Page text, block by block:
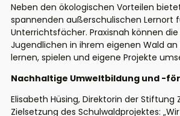
Neben den ökologischen Vorteilen
spannenden außerschulischen Lernort
Unterrichtsfächer. Praxisnah können die
Jugendlichen in ihrem eigenen Wald
lernen, spielen und eigene Projekte
Nachhaltige Umweltbildung und -
Elisabeth Hüsing, Direktorin der Stiftung
Zielsetzung des Schulwaldprojektes: